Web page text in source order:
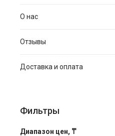
О нас
Отзывы
Доставка и оплата
Фильтры
Диапазон цен, ₸